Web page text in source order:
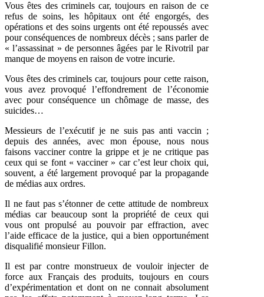
Vous êtes des criminels car, toujours en raison de ce
refus de soins, les hôpitaux ont été engorgés, des
opérations et des soins urgents ont été repoussés avec
pour conséquences de nombreux décès ; sans parler de
« l’assassinat » de personnes âgées par le Rivotril par
manque de moyens en raison de votre incurie.
Vous êtes des criminels car, toujours pour cette raison,
vous avez provoqué l’effondrement de l’économie
avec pour conséquence un chômage de masse, des
suicides…
Messieurs de l’exécutif je ne suis pas anti vaccin ;
depuis des années, avec mon épouse, nous nous
faisons vacciner contre la grippe et je ne critique pas
ceux qui se font « vacciner » car c’est leur choix qui,
souvent, a été largement provoqué par la propagande
de médias aux ordres.
Il ne faut pas s’étonner de cette attitude de nombreux
médias car beaucoup sont la propriété de ceux qui
vous ont propulsé au pouvoir par effraction, avec
l’aide efficace de la justice, qui a bien opportunément
disqualifié monsieur Fillon.
Il est par contre monstrueux de vouloir injecter de
force aux Français des produits, toujours en cours
d’expérimentation et dont on ne connait absolument